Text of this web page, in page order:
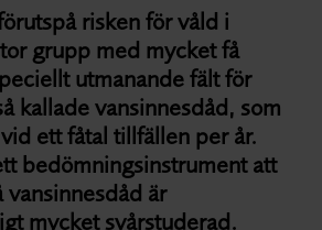
risken för våld i
grupp med mycket få
utmanande fält för
kallade vansinnesdåd, som
ett fåtal tillfällen per år.
bedömningsinstrument att
är
mycket svårstuderad.